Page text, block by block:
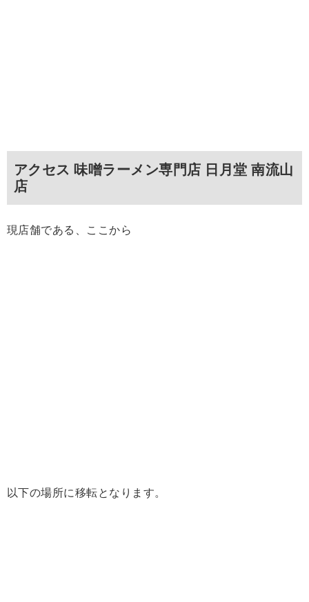
アクセス 味噌ラーメン専門店 日月堂 南流山
店
現店舗である、ここから
以下の場所に移転となります。